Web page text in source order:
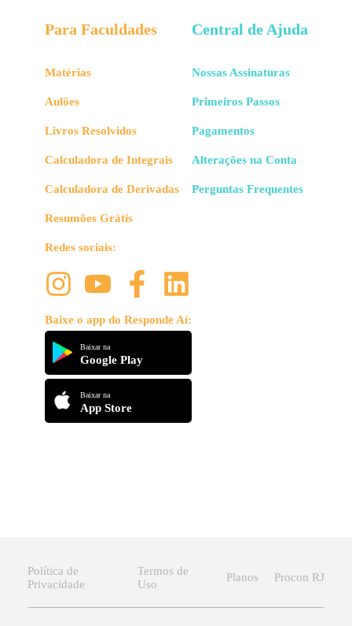
Para Faculdades
Matérias
Aulões
Livros Resolvidos
Calculadora de Integrais
Calculadora de Derivadas
Resumões Grátis
Redes sociais:
Baixe o app do Responde Aí:
Baixar na
Google Play
Baixar na
App Store
Central de Ajuda
Nossas Assinaturas
Primeiros Passos
Pagamentos
Alterações na Conta
Perguntas Frequentes
Política de
Privacidade
Termos de
Uso
Planos Procon RJ